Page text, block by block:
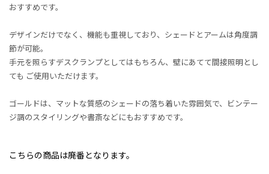
おすすめです。
デザインだけでなく、機能も重視しており、シェードとアームは角度調
節が可能。
手元を照らすデスクランプとしてはもちろん、壁にあてて間接照明とし
ても ご使用いただけます。
ゴールドは、マットな質感のシェードの落ち着いた雰囲気で、ビンテー
ジ調のスタイリングや書斎などにもおすすめです。
こちらの商品は廃番となります。